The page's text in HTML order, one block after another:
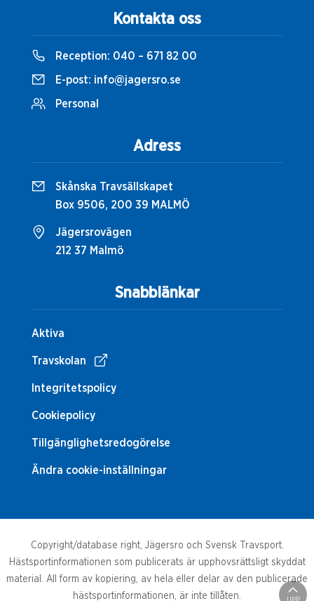
Snabblänkar
Aktiva
Travskolan
Integritetspolicy
Cookiepolicy
Tillgänglighetsredogörelse
Ändra cookie-inställningar
Kontakta oss
Reception: 040 – 671 82 00
E-post: info@jagersro.se
Personal
Adress
Skånska Travsällskapet
Box 9506, 200 39 MALMÖ
Jägersrovägen
212 37 Malmö
UPP
Copyright/database right, Jägersro och Svensk Travsport.
Hästsportinformationen som publicerats är upphovsrättsligt skyddat
material. All form av kopiering, av hela eller delar av den publicerade
hästsportinformationen, är inte tillåten.